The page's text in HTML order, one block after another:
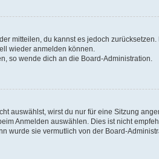
mitteilen, du kannst es jedoch
wieder anmelden können.
so wende dich an die Board-Administration.
auswählst, wirst du nur für eine Sitzung
Anmelden auswählen. Dies ist nicht
wurde sie vermutlich von der Board-